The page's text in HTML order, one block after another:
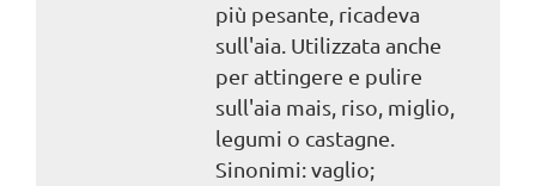
più pesante, ricadeva
sull'aia. Utilizzata anche
per attingere e pulire
sull'aia mais, riso, miglio,
legumi o castagne.
Sinonimi: vaglio;